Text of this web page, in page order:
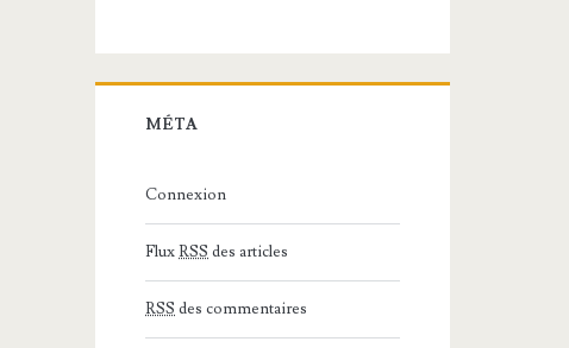
MÉTA
Connexion
FluxRSS des articles
RSS des commentaires